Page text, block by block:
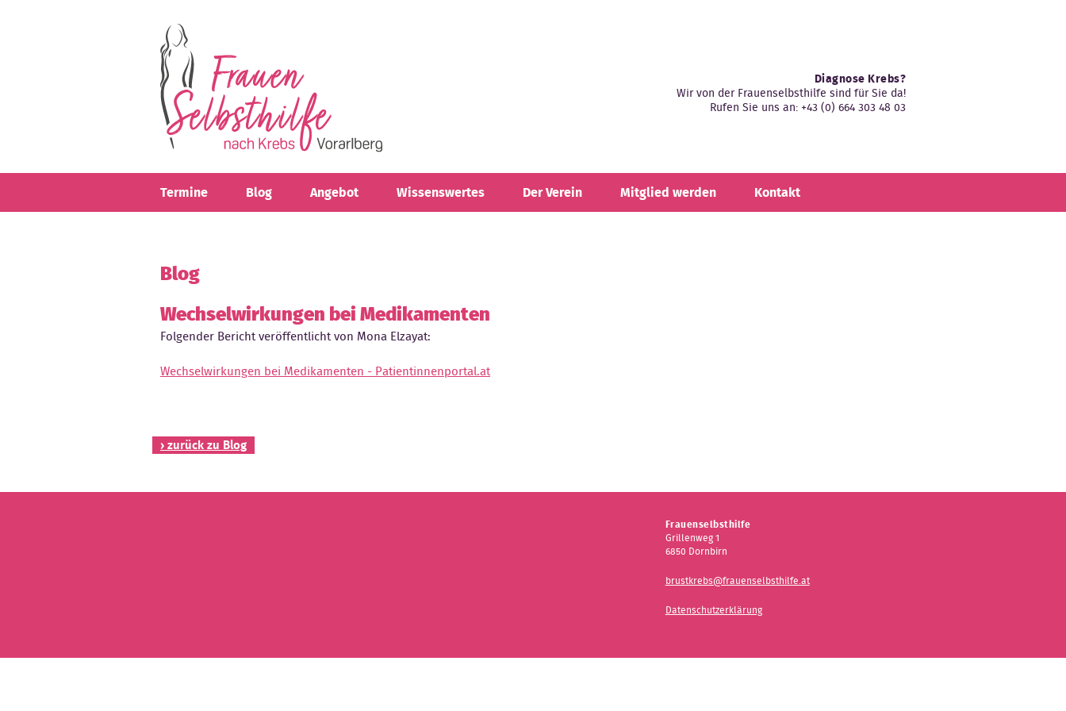
Diagnose Krebs?
Wir von der Frauenselbsthilfe sind für Sie da!
Rufen Sie uns an: +43 (0) 664 303 48 03
Termine Blog Angebot Wissenswertes Der Verein Mitglied werden Kontakt
Blog
Wechselwirkungen bei Medikamenten
Folgender Bericht veröffentlicht von Mona Elzayat:
Wechselwirkungen bei Medikamenten - Patientinnenportal.at
› zurück zu Blog
Frauenselbsthilfe
Grillenweg 1
6850 Dornbirn
brustkrebs@frauenselbsthilfe.at
Datenschutzerklärung